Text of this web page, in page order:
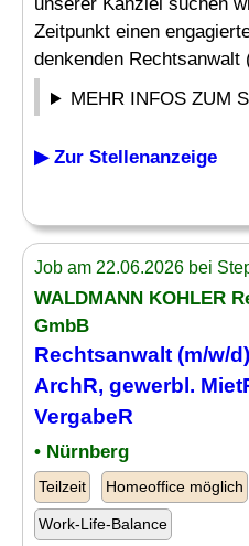
Zeitpunkt einen
denkenden Rechtsanwalt
MEHR INFOS ZUM
▶ Zur Stellenanzeige
Job am 22.06.2026 bei
WALDMANN KOHLER
GmbB
Rechtsanwalt (m/w/
ArchR, gewerbl.
VergabeR
• Nürnberg
Teilzeit Homeoffice möglich
Work-Life-Balance